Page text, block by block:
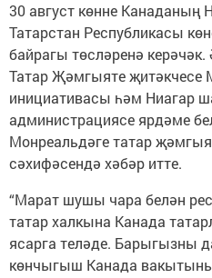
30 август көнне Канаданың
Татарстан Республикасы
байрагы төсләренә
Татар Җәмгыяте җитәкчесе
инициативасы һәм Ниагар
администрациясе ярдәме
Монреальдәге татар
сәхифәсендә хәбәр итте.
“Марат шушы чара белән
татар халкына Канада
ясарга теләде. Барыгызны
көнчыгыш Канада